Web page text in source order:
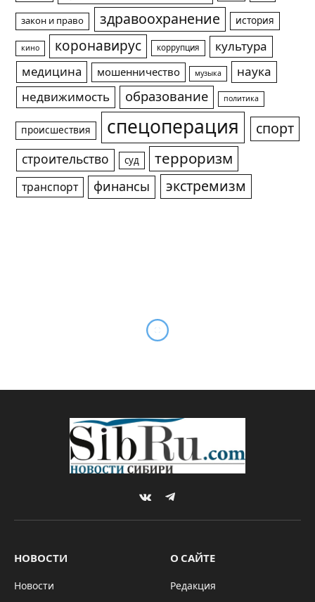
закон и право здравоохранение история
кино коронавирус коррупция
культура
медицина
мошенничество музыка
наука
недвижимость
образование политика
происшествия спецоперация спорт
строительство суд терроризм
транспорт финансы экстремизм
VKontakteTelegram
НОВОСТИ
Новости
О САЙТЕ
Редакция